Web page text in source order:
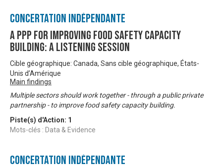
Concertation Indépendante
A PPP for Improving Food Safety Capacity
Building: A Listening Session
Cible géographique: Canada, Sans cible géographique, États-
Unis d’Amérique
Main findings
Multiple sectors should work together - through a public private
partnership - to improve food safety capacity building.
Piste(s) d'Action: 1
Mots-clés : Data & Evidence
Concertation Indépendante